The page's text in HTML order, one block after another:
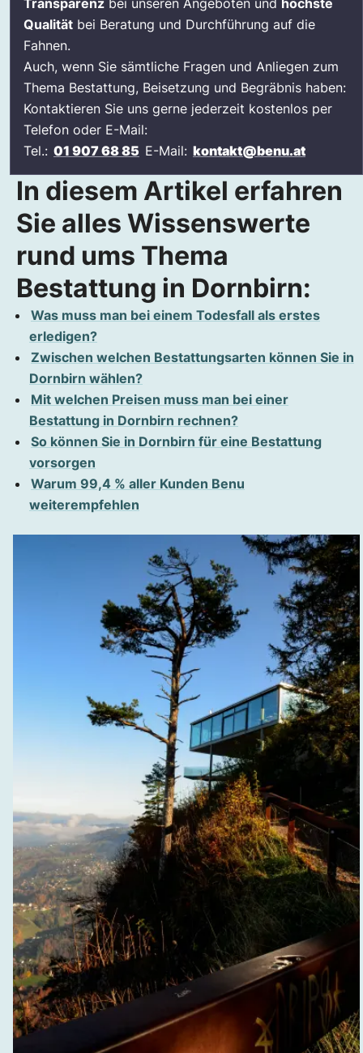
Das sind die ersten Schritte bei einem
Todesfall in Dornbirn
Schritt 1: Totenbeschauarzt des örtlichen
Gesundheitsamtes verständigen
Schritt 2: Kontaktieren Sie den Bestatter Ihres
Vertrauens
Schritt 3: Angehörige informieren
Schritt 4: Wichtige Dokumente zusammentragen
Schritt 5: Verfügungen, Verträge &amp;
Versicherungen sammeln
Bestattungsarten in Dornbirn: Bestattung,
Begräbnis, Beisetzung - Welche
Erdbestattung Dornbirn: Jahrtausendealte
Tradition
Feuerbestattung Dornbirn: Modern bestattet
werden
Kosten einer Feuerbestattung in Dornbirn
Urnenbeisetzung an Dornbirner Friedhöfen
Urnenaufbewahrung zu Hause
Naturbestattungen in Dornbirn
Donaubestattung bzw. Seebestattung in
Dornbirn
Kosten einer Donaubestattung
Sozialbestattung oder Armenbegräbnis in
Preisgünstige Alternative zum
Armenbegräbnis
Körperspende in Dornbirn und Umgebung
Bestattungsvorsorge Dornbirn - ohne
Sorgen vorsorgen!
Der Klassiker: Sterbegeldversicherung
Die moderne Alternative: Bestattungsvorsorge
&amp; Treuhandkonto
Bestattungskostenrechner
Das sagen unsere Kunden
Transparenz bei unseren Angeboten und höchste
Qualität bei Beratung und Durchführung auf die
Fahnen.
Auch, wenn Sie sämtliche Fragen und Anliegen zum
Thema Bestattung, Beisetzung und Begräbnis haben:
Kontaktieren Sie uns gerne jederzeit kostenlos per
Telefon oder E-Mail:
Tel.: 01 907 68 85 E-Mail: kontakt@benu.at
In diesem Artikel erfahren
Sie alles Wissenswerte
rund ums Thema
Bestattung in Dornbirn:
Was muss man bei einem Todesfall als erstes
erledigen?
Zwischen welchen Bestattungsarten können Sie in
Dornbirn wählen?
Mit welchen Preisen muss man bei einer
Bestattung in Dornbirn rechnen?
So können Sie in Dornbirn für eine Bestattung
vorsorgen
Warum 99,4 % aller Kunden Benu
weiterempfehlen